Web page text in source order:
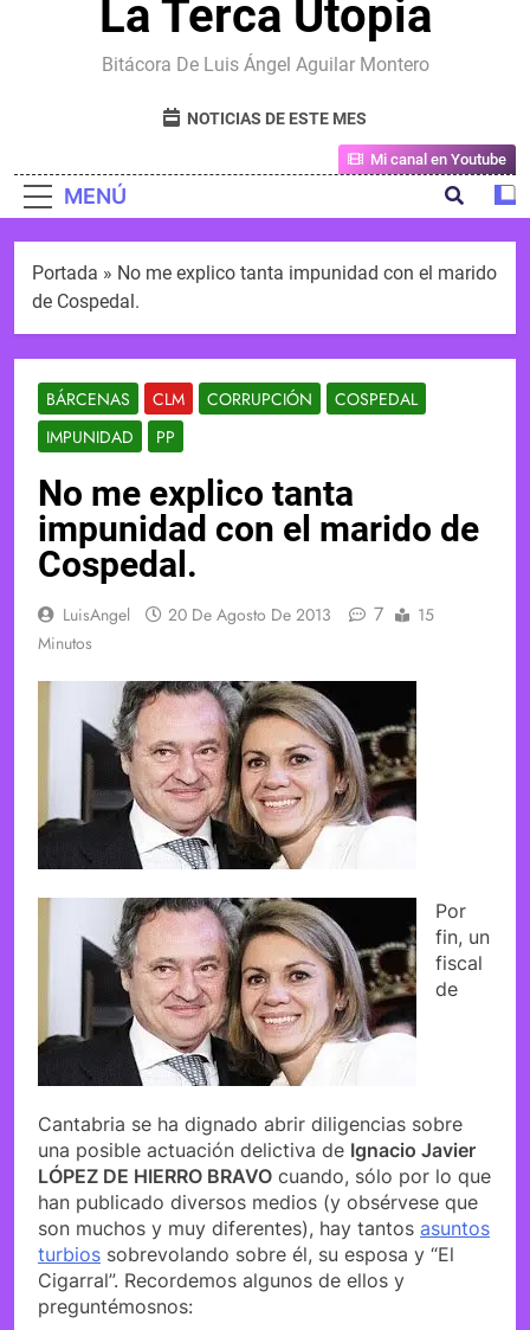
La Terca Utopia
Bitácora De Luis Ángel Aguilar Montero
NOTICIAS DE ESTE MES
MENÚ
Mi canal en Youtube
Portada » No me explico tanta impunidad con el marido
de Cospedal.
BÁRCENAS CLM CORRUPCIÓN
COSPEDAL
IMPUNIDAD
PP
No me explico tanta
impunidad con el marido de
Cospedal.
LuisAngel 20 De Agosto De 2013 7
15
Minutos
Por
fin, un
fiscal
de
Cantabria se ha dignado abrir diligencias sobre
una posible actuación delictiva de Ignacio Javier
LÓPEZ DE HIERRO BRAVO cuando, sólo por lo que
han publicado diversos medios (y obsérvese que
son muchos y muy diferentes), hay tantos asuntos
turbios sobrevolando sobre él, su esposa y “El
Cigarral”. Recordemos algunos de ellos y
preguntémosnos: